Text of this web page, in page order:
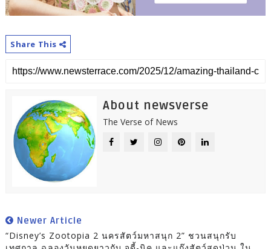
Share This
About newsverse
The Verse of News
Newer Article
“Disney’s Zootopia 2 นครสัตว์มหาสนุก 2” ชวนสนุกรับ